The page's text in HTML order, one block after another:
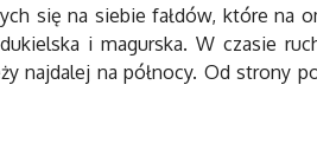
się na siebie fałdów, które na
i magurska. W czasie
najdalej na północy. Od strony